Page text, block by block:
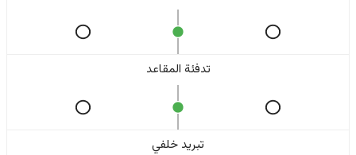
تدفئة المقاعد
تبريد خلفي